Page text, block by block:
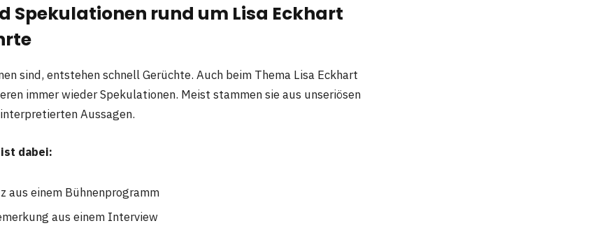
Spekulationen rund um Lisa Eckhart
sind, entstehen schnell Gerüchte. Auch beim Thema Lisa Eckhart
immer wieder Spekulationen. Meist stammen sie aus unseriösen
Aussagen.
dabei:
aus einem Bühnenprogramm
aus einem Interview